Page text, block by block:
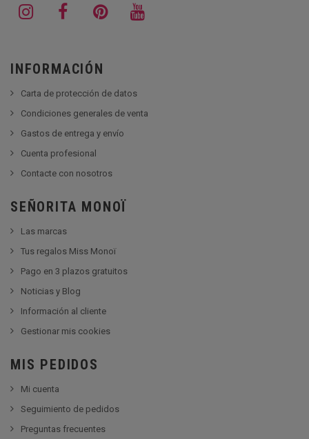
INFORMACIÓN
Carta de protección de datos
Condiciones generales de venta
Gastos de entrega y envío
Cuenta profesional
Contacte con nosotros
SEÑORITA MONOÏ
Las marcas
Tus regalos Miss Monoï
Pago en 3 plazos gratuitos
Noticias y Blog
Información al cliente
Gestionar mis cookies
MIS PEDIDOS
Mi cuenta
Seguimiento de pedidos
Preguntas frecuentes